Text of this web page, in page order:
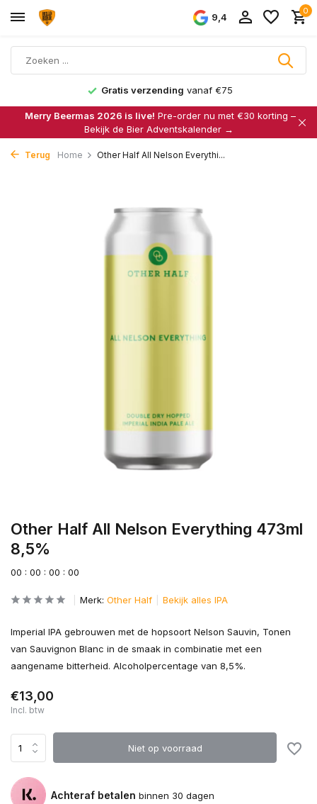
9,4
0
Gratis verzending vanaf €75
Merry Beermas 2026 is live! Pre-order nu met €30 korting –
Bekijk de Bier Adventskalender →
Terug Home Other Half All Nelson Everythi...
Other Half All Nelson Everything 473ml
8,5%
00 : 00 : 00 : 00
Merk: Other Half Bekijk alles IPA
Imperial IPA gebrouwen met de hopsoort Nelson Sauvin, Tonen
van Sauvignon Blanc in de smaak in combinatie met een
aangename bitterheid. Alcoholpercentage van 8,5%.
€13,00
Incl. btw
Niet op voorraad
Achteraf betalen binnen 30 dagen